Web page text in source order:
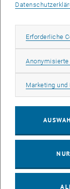
EMBA Online
Info Session
Erforderliche
Marketing